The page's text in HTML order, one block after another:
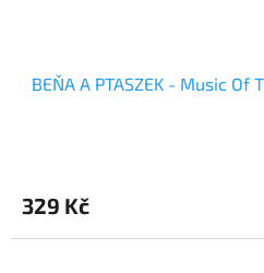
BEŇA A PTASZEK - Music Of
329 Kč